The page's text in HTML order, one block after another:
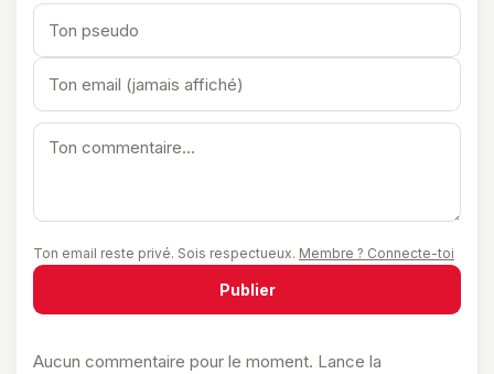
Ton email reste privé. Sois respectueux. Membre ? Connecte-toi
Publier
Aucun commentaire pour le moment. Lance la